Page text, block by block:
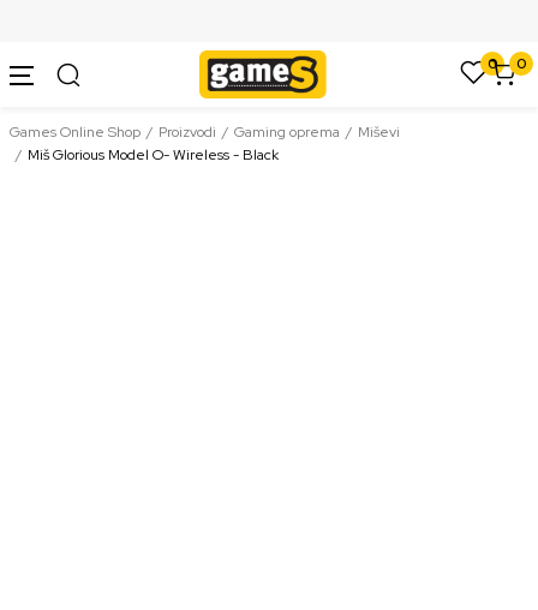
0 0
Games Online Shop Proizvodi Gaming oprema
Miševi
Miš Glorious Model O- Wireless - Black